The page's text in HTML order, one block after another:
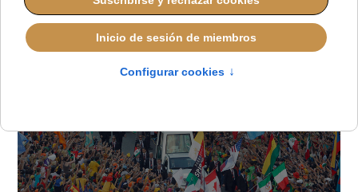
LUCAS ALONSO ESPAÑA VIERNES, 25 JULIO 2025 16:05